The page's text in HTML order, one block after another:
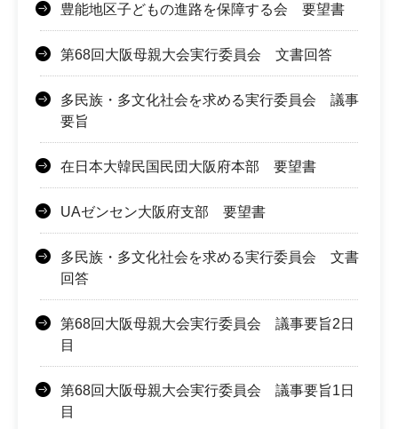
豊能地区子どもの進路を保障する会 要望書
第68回大阪母親大会実行委員会 文書回答
多民族・多文化社会を求める実行委員会 議事
要旨
在日本大韓民国民団大阪府本部 要望書
UAゼンセン大阪府支部 要望書
多民族・多文化社会を求める実行委員会 文書
回答
第68回大阪母親大会実行委員会 議事要旨2日
目
第68回大阪母親大会実行委員会 議事要旨1日
目